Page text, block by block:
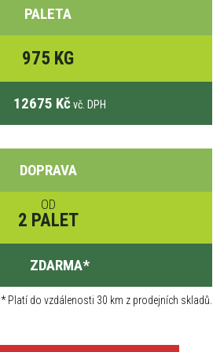
PALETA
975 KG
12675 Kč vč. DPH
DOPRAVA
OD
2 PALET
ZDARMA*
*Platí do vzdálenosti 30 km z prodejních skladů.